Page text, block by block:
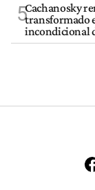
5Cachanosky
transformado
incondicional